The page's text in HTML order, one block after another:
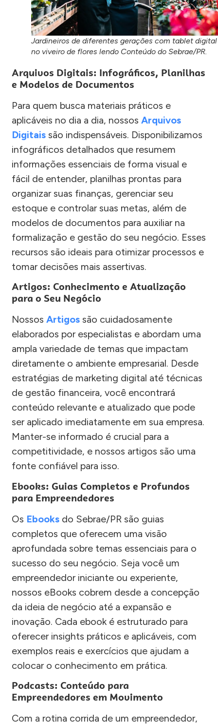
Jardineiros de diferentes gerações com tablet digital
no viveiro de flores lendo Conteúdo do Sebrae/PR.
Arquivos Digitais: Infográficos, Planilhas
e Modelos de Documentos
Para quem busca materiais práticos e
aplicáveis no dia a dia, nossos Arquivos
Digitais são indispensáveis. Disponibilizamos
infográficos detalhados que resumem
informações essenciais de forma visual e
fácil de entender, planilhas prontas para
organizar suas finanças, gerenciar seu
estoque e controlar suas metas, além de
modelos de documentos para auxiliar na
formalização e gestão do seu negócio. Esses
recursos são ideais para otimizar processos e
tomar decisões mais assertivas.
Artigos: Conhecimento e Atualização
para o Seu Negócio
Nossos Artigos são cuidadosamente
elaborados por especialistas e abordam uma
ampla variedade de temas que impactam
diretamente o ambiente empresarial. Desde
estratégias de marketing digital até técnicas
de gestão financeira, você encontrará
conteúdo relevante e atualizado que pode
ser aplicado imediatamente em sua empresa.
Manter-se informado é crucial para a
competitividade, e nossos artigos são uma
fonte confiável para isso.
Ebooks: Guias Completos e Profundos
para Empreendedores
Os Ebooks do Sebrae/PR são guias
completos que oferecem uma visão
aprofundada sobre temas essenciais para o
sucesso do seu negócio. Seja você um
empreendedor iniciante ou experiente,
nossos eBooks cobrem desde a concepção
da ideia de negócio até a expansão e
inovação. Cada ebook é estruturado para
oferecer insights práticos e aplicáveis, com
exemplos reais e exercícios que ajudam a
colocar o conhecimento em prática.
Podcasts: Conteúdo para
Empreendedores em Movimento
Com a rotina corrida de um empreendedor,